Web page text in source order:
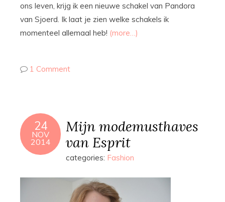
ons leven, krijg ik een nieuwe schakel van Pandora
van Sjoerd. Ik laat je zien welke schakels ik
momenteel allemaal heb! (more…)
1 Comment
24
NOV
2014
Mijn modemusthaves
van Esprit
categories: Fashion